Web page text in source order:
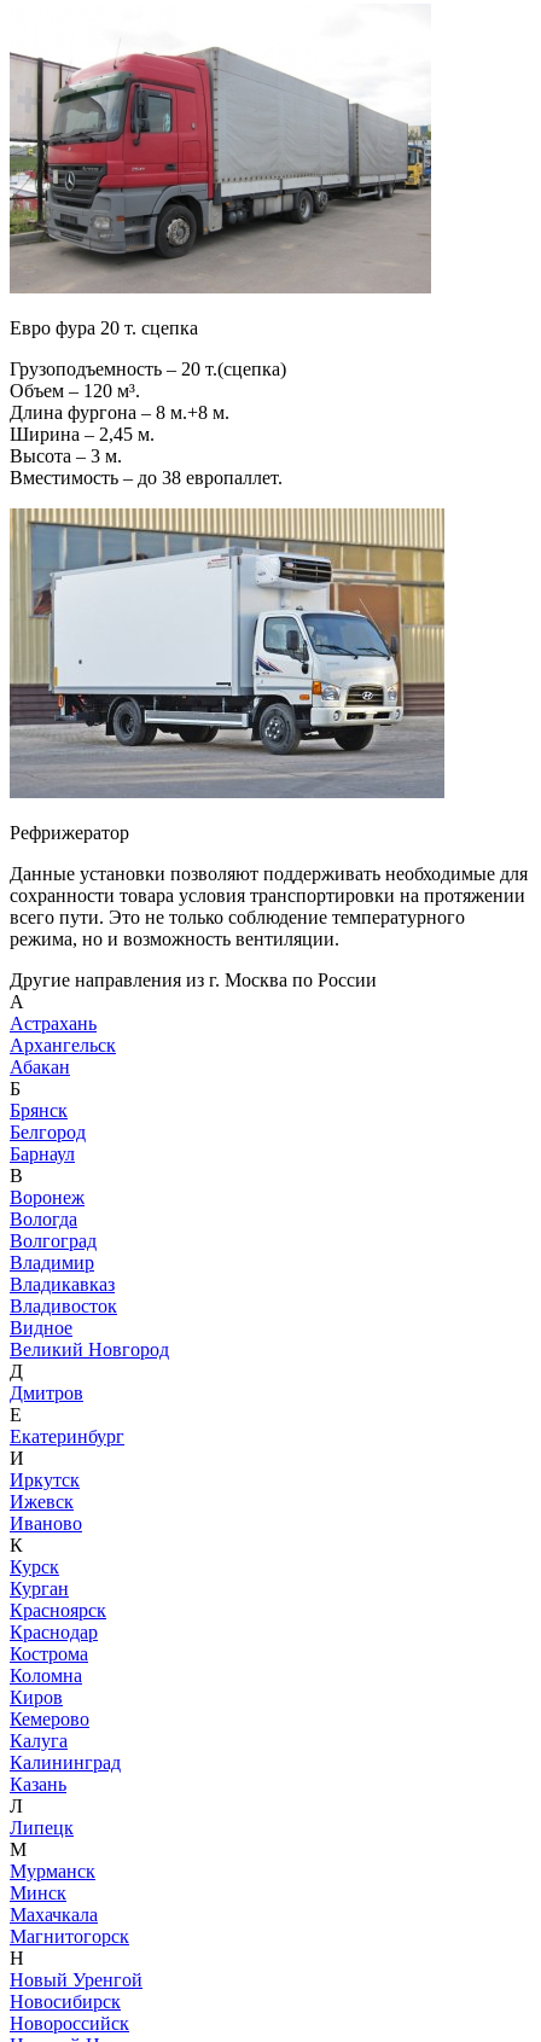
Евро фура 20 т. сцепка
Грузоподъемность – 20 т.(сцепка)
Объем – 120 м³.
Длина фургона – 8 м.+8 м.
Ширина – 2,45 м.
Высота – 3 м.
Вместимость – до 38 европаллет.
Рефрижератор
Данные установки позволяют поддерживать необходимые для
сохранности товара условия транспортировки на протяжении
всего пути. Это не только соблюдение температурного
режима, но и возможность вентиляции.
Другие направления из г. Москва по России
А
Астрахань
Архангельск
Абакан
Б
Брянск
Белгород
Барнаул
В
Воронеж
Вологда
Волгоград
Владимир
Владикавказ
Владивосток
Видное
Великий Новгород
Д
Дмитров
Е
Екатеринбург
И
Иркутск
Ижевск
Иваново
К
Курск
Курган
Красноярск
Краснодар
Кострома
Коломна
Киров
Кемерово
Калуга
Калининград
Казань
Л
Липецк
М
Мурманск
Минск
Махачкала
Магнитогорск
Н
Новый Уренгой
Новосибирск
Новороссийск